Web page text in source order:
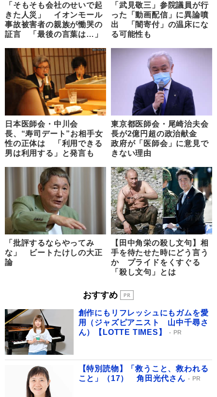
「そもそも会社のせいで起
きた人災」 イオンモール
事故被害者の親族が慟哭の
証言 「最後の言葉は…」
「武見敬三」参院議員が行
った「動画配信」に異論噴
出 「闇寄付」の温床にな
る可能性も
日本医師会・中川会
長、“寿司デート”お相手女
性の正体は 「利用できる
男は利用する」と発言も
東京都医師会・尾崎治夫会
長が2億円超の政治献金
政府が「医師会」に意見で
きない理由
「批評するならやってみ
な」 ビートたけしの大正
論
【田中角栄の殺し文句】相
手を待たせた時にどう言う
か プライドをくすぐる
「殺し文句」とは
おすすめ
創作にもリフレッシュにもガムを愛
用（ジャズピアニスト 山中千尋さ
ん）【LOTTE TIMES】
PR
【特別読物】「救うこと、救われる
こと」（17） 角田光代さん
PR